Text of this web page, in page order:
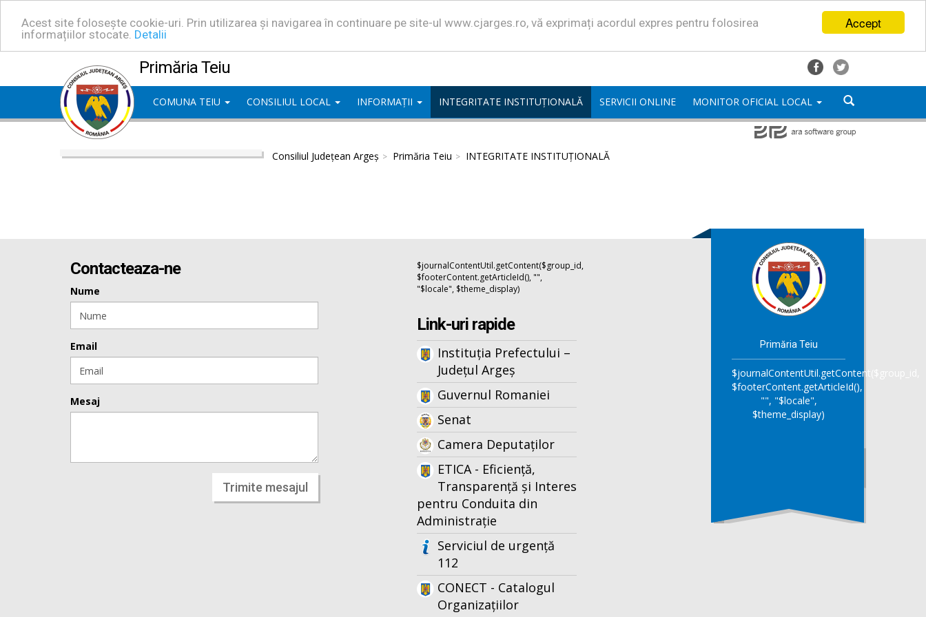
Accept
Acest site folosește cookie-uri. Prin utilizarea și navigarea în continuare pe site-ul www.cjarges.ro, vă exprimați acordul expres pentru folosirea
informațiilor stocate. Detalii
Primăria Teiu
COMUNA TEIU CONSILIUL LOCAL INFORMAȚII INTEGRITATE INSTITUȚIONALĂ SERVICII ONLINE MONITOR OFICIAL LOCAL
Consiliul Județean Argeș Primăria Teiu INTEGRITATE INSTITUȚIONALĂ
Contacteaza-ne
Nume
Email
Mesaj
Trimite mesajul
$journalContentUtil.getContent($group_id,
$footerContent.getArticleId(), "",
"$locale", $theme_display)
Link-uri rapide
Instituția Prefectului –
Județul Argeș
Guvernul Romaniei
Senat
Camera Deputaților
ETICA - Eficiență,
Transparență și Interes
pentru Conduita din
Administrație
Serviciul de urgență
112
CONECT - Catalogul
Organizațiilor
Primăria Teiu
$journalContentUtil.getContent($group_id,
$footerContent.getArticleId(),
"", "$locale",
$theme_display)